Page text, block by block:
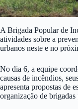
A Brigada Popular de
atividades sobre a
urbanos neste e no
No dia 6, a equipe
causas de incêndios,
apresenta propostas de
organização de brigadas